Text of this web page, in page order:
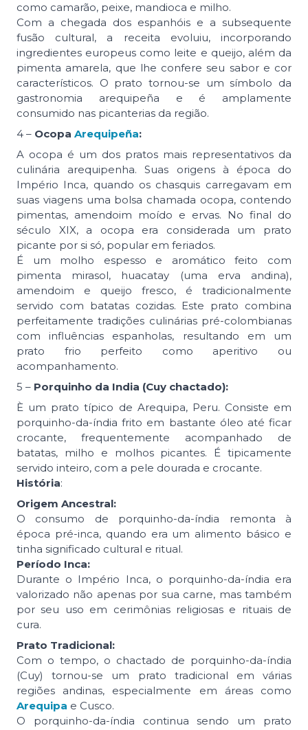
como camarão, peixe, mandioca e milho.
Com a chegada dos espanhóis e a subsequente
fusão cultural, a receita evoluiu, incorporando
ingredientes europeus como leite e queijo, além da
pimenta amarela, que lhe confere seu sabor e cor
característicos. O prato tornou-se um símbolo da
gastronomia arequipeña e é amplamente
consumido nas picanterias da região.
4 – Ocopa Arequipeña:
A ocopa é um dos pratos mais representativos da
culinária arequipenha. Suas origens à época do
Império Inca, quando os chasquis carregavam em
suas viagens uma bolsa chamada ocopa, contendo
pimentas, amendoim moído e ervas. No final do
século XIX, a ocopa era considerada um prato
picante por si só, popular em feriados.
É um molho espesso e aromático feito com
pimenta mirasol, huacatay (uma erva andina),
amendoim e queijo fresco, é tradicionalmente
servido com batatas cozidas. Este prato combina
perfeitamente tradições culinárias pré-colombianas
com influências espanholas, resultando em um
prato frio perfeito como aperitivo ou
acompanhamento.
5 – Porquinho da India (Cuy chactado):
È um prato típico de Arequipa, Peru. Consiste em
porquinho-da-índia frito em bastante óleo até ficar
crocante, frequentemente acompanhado de
batatas, milho e molhos picantes. É tipicamente
servido inteiro, com a pele dourada e crocante.
História:
Origem Ancestral:
O consumo de porquinho-da-índia remonta à
época pré-inca, quando era um alimento básico e
tinha significado cultural e ritual.
Período Inca:
Durante o Império Inca, o porquinho-da-índia era
valorizado não apenas por sua carne, mas também
por seu uso em cerimônias religiosas e rituais de
cura.
Prato Tradicional:
Com o tempo, o chactado de porquinho-da-índia
(Cuy) tornou-se um prato tradicional em várias
regiões andinas, especialmente em áreas como
Arequipa e Cusco.
O porquinho-da-índia continua sendo um prato